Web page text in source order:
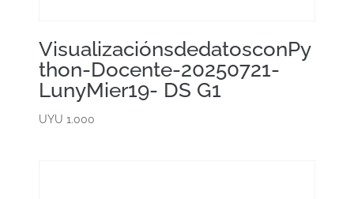
VisualizaciónsdedatosconPy
thon-Docente-20250721-
LunyMier19- DS G1
UYU 1.000